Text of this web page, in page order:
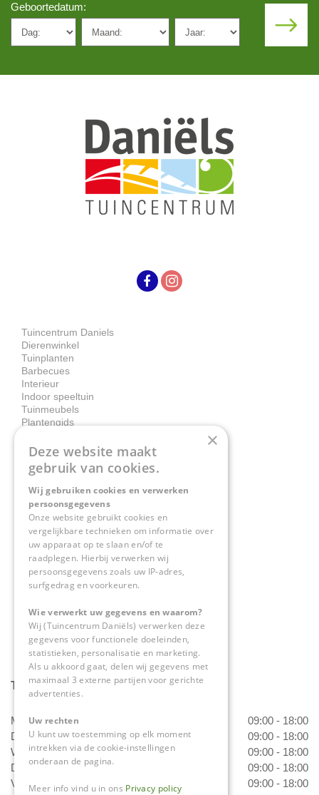
Geboortedatum:
Tuincentrum Daniels
Dierenwinkel
Tuinplanten
Barbecues
Interieur
Indoor speeltuin
Tuinmeubels
Plantengids
Contact
Tuincentrum Daniëls
Herkenbosserweg 4
6063 NL Vlodrop
0475-534298
info@tuincentrumdaniels.nl
Tuincentrum Daniëls
Maandag
09:00 - 18:00
Dinsdag
09:00 - 18:00
Woensdag
09:00 - 18:00
Donderdag
09:00 - 18:00
Vrijdag
09:00 - 18:00
×
Deze website maakt
gebruik van cookies.
Wij gebruiken cookies en verwerken
persoonsgegevens
Onze website gebruikt cookies en
vergelijkbare technieken om informatie over
uw apparaat op te slaan en/of te
raadplegen. Hierbij verwerken wij
persoonsgegevens zoals uw IP-adres,
surfgedrag en voorkeuren.
Wie verwerkt uw gegevens en waarom?
Wij (Tuincentrum Daniëls) verwerken deze
gegevens voor functionele doeleinden,
statistieken, personalisatie en marketing.
Als u akkoord gaat, delen wij gegevens met
maximaal 3 externe partijen voor gerichte
advertenties.
Uw rechten
U kunt uw toestemming op elk moment
intrekken via de cookie-instellingen
onderaan de pagina.
Meer info vind u in ons Privacy policy